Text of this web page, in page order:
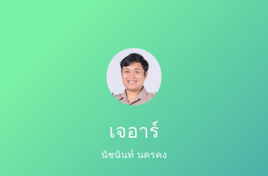
เจอาร์
นัชนันท์ นครคง